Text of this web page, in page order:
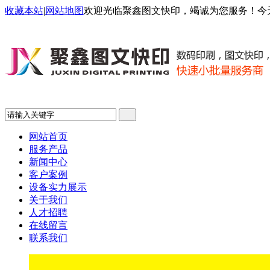
收藏本站|网站地图欢迎光临聚鑫图文快印，竭诚为您服务！今
网站首页
服务产品
新闻中心
客户案例
设备实力展示
关于我们
人才招聘
在线留言
联系我们